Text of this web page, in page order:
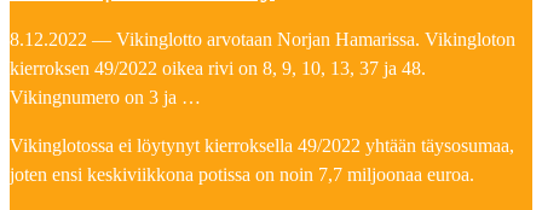
8.12.2022 — Vikinglotto arvotaan Norjan Hamarissa. Vikingloton
kierroksen 49/2022 oikea rivi on 8, 9, 10, 13, 37 ja 48.
Vikingnumero on 3 ja …
Vikinglotossa ei löytynyt kierroksella 49/2022 yhtään täysosumaa,
joten ensi keskiviikkona potissa on noin 7,7 miljoonaa euroa.